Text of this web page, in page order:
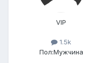
VIP
1.5k
Пол:Мужчина